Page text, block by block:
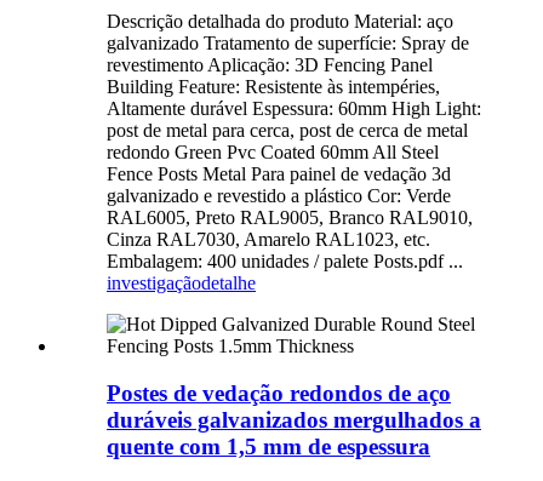
Descrição detalhada do produto Material: aço
galvanizado Tratamento de superfície: Spray de
revestimento Aplicação: 3D Fencing Panel
Building Feature: Resistente às intempéries,
Altamente durável Espessura: 60mm High Light:
post de metal para cerca, post de cerca de metal
redondo Green Pvc Coated 60mm All Steel
Fence Posts Metal Para painel de vedação 3d
galvanizado e revestido a plástico Cor: Verde
RAL6005, Preto RAL9005, Branco RAL9010,
Cinza RAL7030, Amarelo RAL1023, etc.
Embalagem: 400 unidades / palete Posts.pdf ...
investigaçãodetalhe
Postes de vedação redondos de aço
duráveis ​​galvanizados mergulhados a
quente com 1,5 mm de espessura